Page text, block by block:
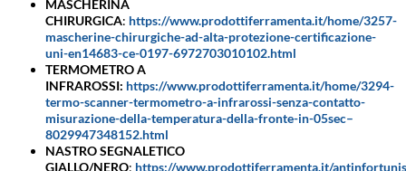
MASCHERINA
CHIRURGICA: https://www.prodottiferramenta.it/home/3257-
mascherine-chirurgiche-ad-alta-protezione-certificazione-
uni-en14683-ce-0197-6972703010102.html
TERMOMETRO A
INFRAROSSI: https://www.prodottiferramenta.it/home/3294-
termo-scanner-termometro-a-infrarossi-senza-contatto-
misurazione-della-temperatura-della-fronte-in-05sec–
8029947348152.html
NASTRO SEGNALETICO
GIALLO/NERO: https://www.prodottiferramenta.it/